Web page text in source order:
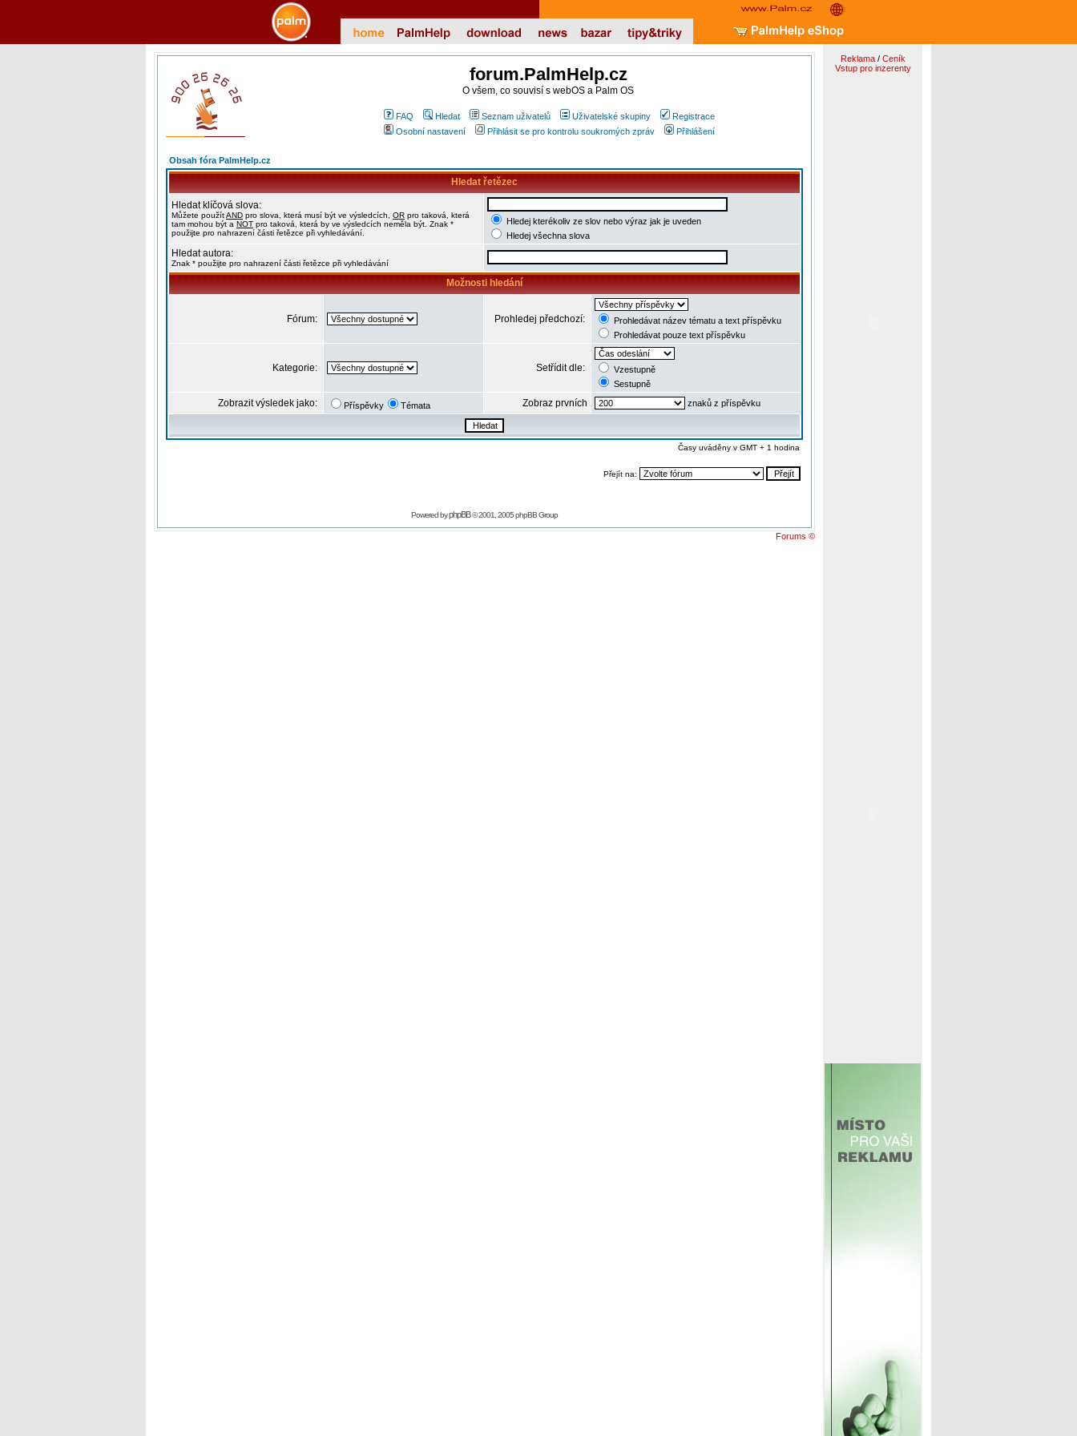
forum.PalmHelp.cz
O všem, co souvisí s webOS a Palm OS
FAQ Hledat Seznam uživatelů Uživatelské skupiny
Registrace
Osobní nastavení
Přihlásit se pro kontrolu soukromých zpráv Přihlášení
Obsah fóra PalmHelp.cz
Hledat řetězec
Hledat klíčová slova:
Můžete použítAND pro slova, která musí být ve výsledcích, OR pro taková, která
tam mohou být a NOT pro taková, která by ve výsledcích neměla být. Znak *
použijte pro nahrazení části řetězce při vyhledávání.
Hledej kterékoliv ze slov nebo výraz jak je uveden
Hledej všechna slova
Hledat autora:
Znak * použijte pro nahrazení části řetězce při vyhledávání
Možnosti hledání
Fórum: Prohledej předchozí:
Prohledávat název tématu a text příspěvku
Prohledávat pouze text příspěvku
Kategorie: Setřídit dle:
Vzestupně
Sestupně
Zobrazit výsledek jako: Příspěvky Témata Zobraz prvních znaků z příspěvku
Časy uváděny v GMT + 1 hodina
Přejít na:
Powered byphpBB© 2001, 2005 phpBB Group
Forums ©
Reklama/ Ceník
Vstup pro inzerenty